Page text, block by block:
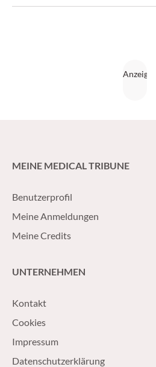
MEINE MEDICAL TRIBUNE
Benutzerprofil
Meine Anmeldungen
Meine Credits
UNTERNEHMEN
Kontakt
Cookies
Impressum
Datenschutzerklärung